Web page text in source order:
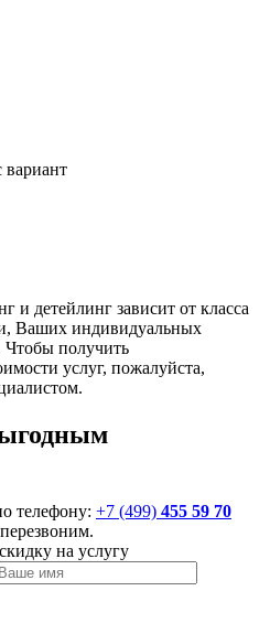
и детейлинг зависит от класса
Ваших индивидуальных
получить
услуг, пожалуйста,
телефону: +7 (499) 455 59 70
на услугу